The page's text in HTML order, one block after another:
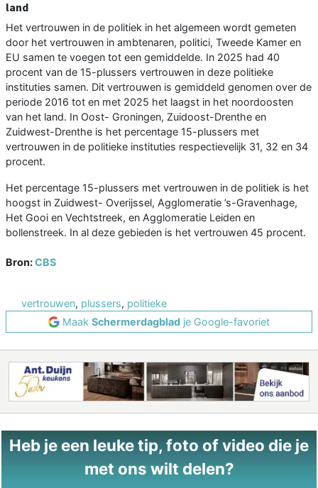
land
Het vertrouwen in de politiek in het algemeen wordt gemeten
door het vertrouwen in ambtenaren, politici, Tweede Kamer en
EU samen te voegen tot een gemiddelde. In 2025 had 40
procent van de 15-plussers vertrouwen in deze politieke
instituties samen. Dit vertrouwen is gemiddeld genomen over de
periode 2016 tot en met 2025 het laagst in het noordoosten
van het land. In Oost- Groningen, Zuidoost-Drenthe en
Zuidwest-Drenthe is het percentage 15-plussers met
vertrouwen in de politieke instituties respectievelijk 31, 32 en 34
procent.
Het percentage 15-plussers met vertrouwen in de politiek is het
hoogst in Zuidwest- Overijssel, Agglomeratie ’s-Gravenhage,
Het Gooi en Vechtstreek, en Agglomeratie Leiden en
bollenstreek. In al deze gebieden is het vertrouwen 45 procent.
Bron:CBS
vertrouwen, plussers, politieke
Maak Schermerdagblad je Google-favoriet
Heb je een leuke tip, foto of video die je
met ons wilt delen?